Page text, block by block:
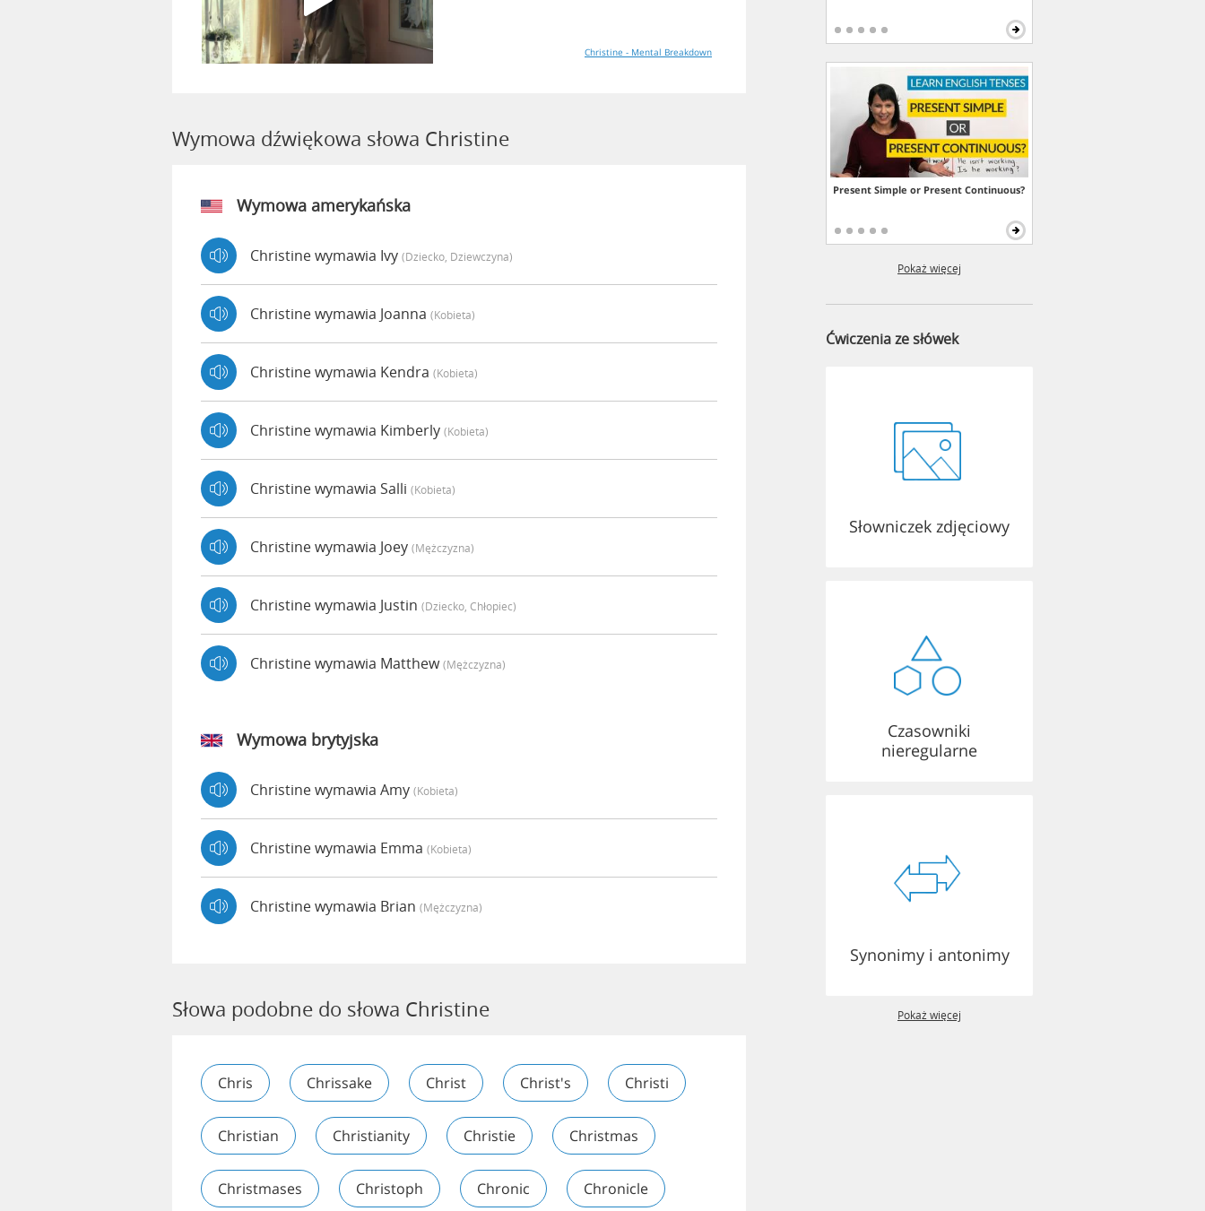
Christine - Mental Breakdown
Wymowa dźwiękowa słowa Christine
Wymowa amerykańska
Christine wymawia Ivy (dziecko, Dziewczyna)
Christine wymawia Joanna (kobieta)
Christine wymawia Kendra (kobieta)
Christine wymawia Kimberly (kobieta)
Christine wymawia Salli (kobieta)
Christine wymawia Joey (mężczyzna)
Christine wymawia Justin (dziecko, Chłopiec)
Christine wymawia Matthew(mężczyzna)
Wymowa brytyjska
Christine wymawia Amy (kobieta)
Christine wymawia Emma (kobieta)
Christine wymawia Brian (mężczyzna)
Słowa podobne do słowa Christine
Chris Chrissake Christ Christ's Christi
Christian Christianity Christie Christmas
Christmases Christoph Chronic Chronicle
Present Simple or Present Continuous?
Pokaż więcej
Ćwiczenia ze słówek
Słowniczek zdjęciowy
Czasowniki
nieregularne
Synonimy i antonimy
Pokaż więcej